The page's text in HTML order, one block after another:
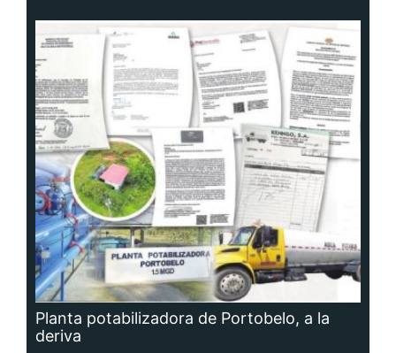
Planta potabilizadora de Portobelo, a la
deriva